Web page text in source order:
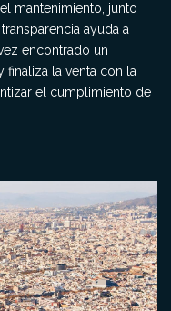
mantenimiento, junto
ayuda a
encontrado un
la venta con la
el cumplimiento de